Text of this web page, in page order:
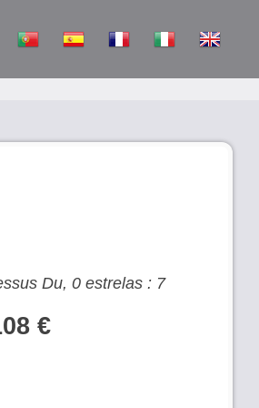
Du, 0 estrelas : 7
€